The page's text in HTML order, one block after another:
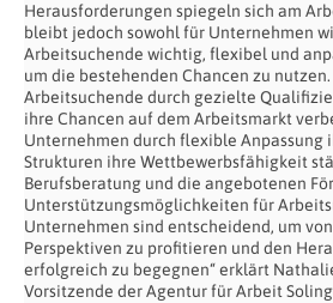
Herausforderungen spiegeln sich am
bleibt jedoch sowohl für Unternehmen
Arbeitsuchende wichtig, flexibel und
um die bestehenden Chancen zu
Arbeitsuchende durch gezielte
ihre Chancen auf dem Arbeitsmarkt
Unternehmen durch flexible Anpassung
Strukturen ihre Wettbewerbsfähigkeit
Berufsberatung und die angebotenen
Unterstützungsmöglichkeiten für
Unternehmen sind entscheidend, um
Perspektiven zu profitieren und den
erfolgreich zu begegnen“ erklärt
Vorsitzende der Agentur für Arbeit